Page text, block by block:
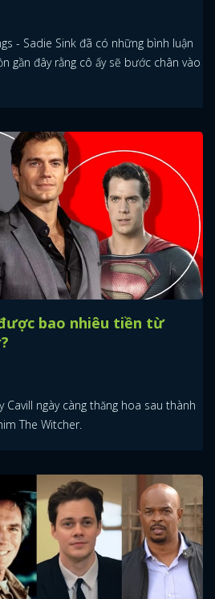
- Sadie Sink đã có những bình luận
gần đây rằng cô ấy sẽ bước chân vào
bao nhiêu tiền từ
ngày càng thăng hoa sau thành
The Witcher.